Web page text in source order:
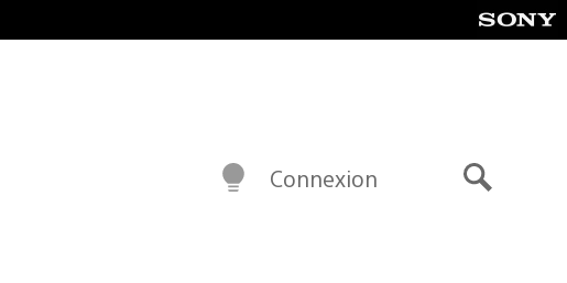
Connexion